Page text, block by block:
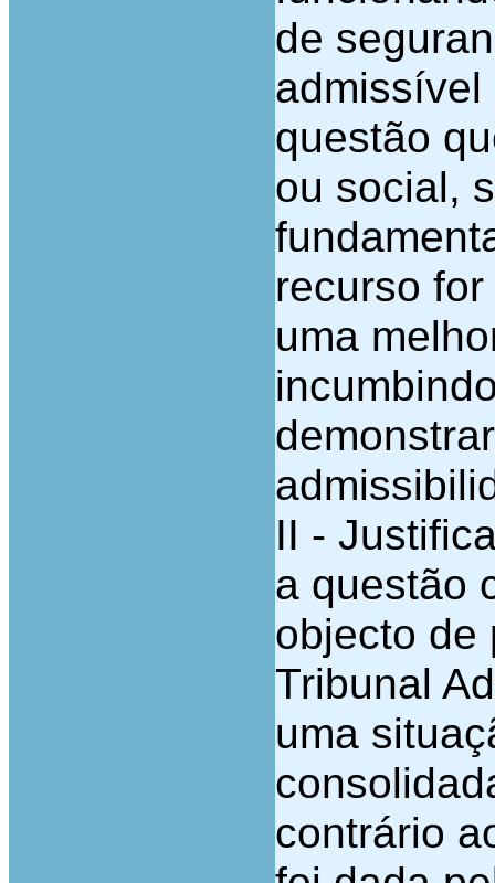
de
admissível
questão
ou social,
recurso
uma
II -
a questão
objecto de
Tribunal
uma
contrário